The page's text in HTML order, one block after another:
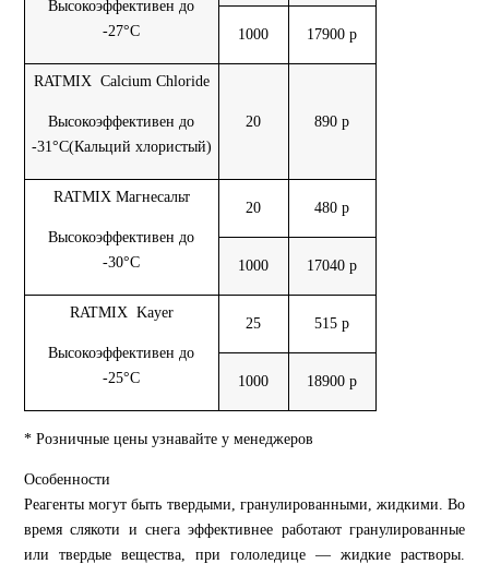
Высокоэффективен до
-27°С
1000 17900 р
RATMIX Calcium Chloride
Высокоэффективен до
-31°С(Кальций хлористый)
20 890 р
RATMIX Магнесальт
Высокоэффективен до
-30°С
20 480 р
1000 17040 р
RATMIX Kayer
Высокоэффективен до
-25°С
25 515 р
1000 18900 р
* Розничные цены узнавайте у менеджеров
Особенности
Реагенты могут быть твердыми, гранулированными, жидкими. Во
время слякоти и снега эффективнее работают гранулированные
или твердые вещества, при гололедице — жидкие растворы.